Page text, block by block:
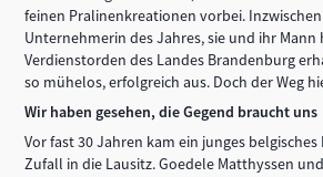
feinen Pralinenkreationen vorbei.
Unternehmerin des Jahres, sie und ihr Mann
Verdienstorden des Landes Brandenburg
so mühelos, erfolgreich aus. Doch der Weg
Wir haben gesehen, die Gegend braucht uns
Vor fast 30 Jahren kam ein junges
Zufall in die Lausitz. Goedele Matthyssen